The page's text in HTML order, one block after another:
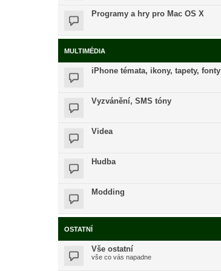
Programy a hry pro Mac OS X
MULTIMÉDIA
iPhone témata, ikony, tapety, fonty
Vyzvánění, SMS tóny
Videa
Hudba
Modding
OSTATNÍ
Vše ostatní
vše co vás napadne